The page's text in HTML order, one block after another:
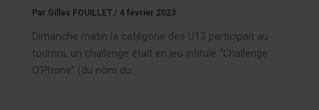
Par Gilles FOUILLET / 4 février 2023
Dimanche matin la catégorie des U13 participait au
tournoi, un challenge était en jeu intitulé “Challenge
O’Phone” (du nom du